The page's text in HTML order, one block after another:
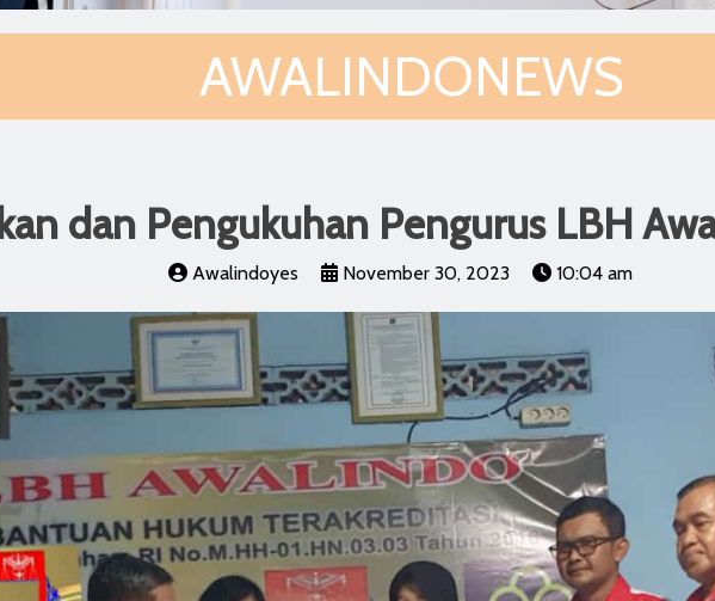
AWALINDONEWS
dan Pengukuhan Pengurus LBH
Awalindoyes November 30, 2023 10:04 am